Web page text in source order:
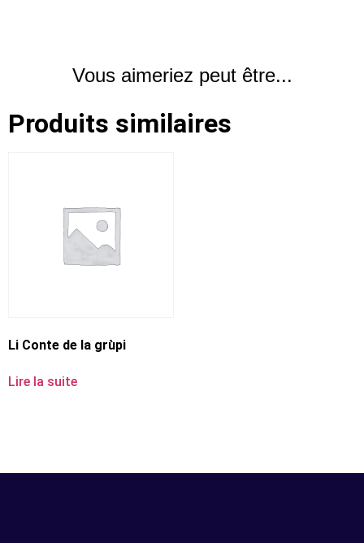
Vous aimeriez peut être...
Produits similaires
Li Conte de la grùpi
Lire la suite